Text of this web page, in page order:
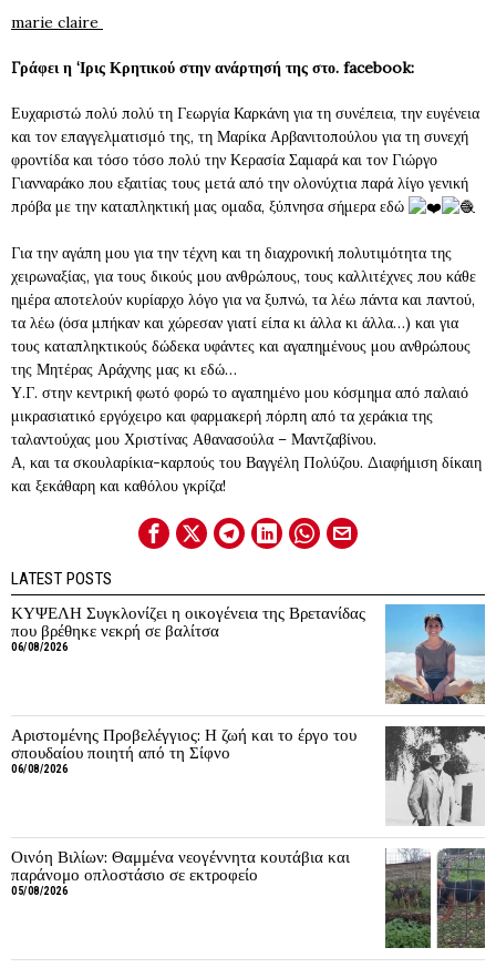
marie claire
Γράφει η ‘Ιρις Κρητικού στην ανάρτησή της στο. facebook:
Ευχαριστώ πολύ πολύ τη Γεωργία Καρκάνη για τη συνέπεια, την ευγένεια
και τον επαγγελματισμό της, τη Μαρίκα Αρβανιτοπούλου για τη συνεχή
φροντίδα και τόσο τόσο πολύ την Κερασία Σαμαρά και τον Γιώργο
Γιανναράκο που εξαιτίας τους μετά από την ολονύχτια παρά λίγο γενική
πρόβα με την καταπληκτική μας ομαδα, ξύπνησα σήμερα εδώ
Για την αγάπη μου για την τέχνη και τη διαχρονική πολυτιμότητα της
χειρωναξίας, για τους δικούς μου ανθρώπους, τους καλλιτέχνες που κάθε
ημέρα αποτελούν κυρίαρχο λόγο για να ξυπνώ, τα λέω πάντα και παντού,
τα λέω (όσα μπήκαν και χώρεσαν γιατί είπα κι άλλα κι άλλα…) και για
τους καταπληκτικούς δώδεκα υφάντες και αγαπημένους μου ανθρώπους
της Μητέρας Αράχνης μας κι εδώ…
Υ.Γ. στην κεντρική φωτό φορώ το αγαπημένο μου κόσμημα από παλαιό
μικρασιατικό εργόχειρο και φαρμακερή πόρπη από τα χεράκια της
ταλαντούχας μου Χριστίνας Αθανασούλα – Μαντζαβίνου.
Α, και τα σκουλαρίκια-καρπούς του Βαγγέλη Πολύζου. Διαφήμιση δίκαιη
και ξεκάθαρη και καθόλου γκρίζα!
LATEST POSTS
ΚΥΨΕΛΗ Συγκλονίζει η οικογένεια της Βρετανίδας
που βρέθηκε νεκρή σε βαλίτσα
06/08/2026
Αριστομένης Προβελέγγιος: Η ζωή και το έργο του
σπουδαίου ποιητή από τη Σίφνο
06/08/2026
Οινόη Βιλίων: Θαμμένα νεογέννητα κουτάβια και
παράνομο οπλοστάσιο σε εκτροφείο
05/08/2026